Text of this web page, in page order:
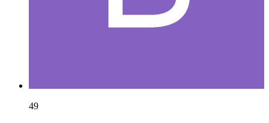
49